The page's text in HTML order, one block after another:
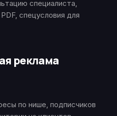
специалиста,
спецусловия для
реклама
по нише, подписчиков